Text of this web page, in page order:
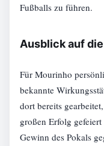
Fußballs zu führen.
Ausblick auf
Für Mourinho
bekannte
dort bereits
großen Erfolg
Gewinn des Pokals